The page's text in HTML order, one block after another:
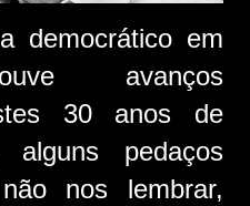
democrático em
avanços
30 anos de
alguns pedaços
nos lembrar,